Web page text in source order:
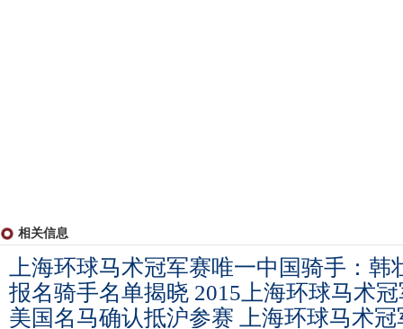
相关信息
上海环球马术冠军赛唯一中国骑手：韩
报名骑手名单揭晓 2015上海环球马术
美国名马确认抵沪参赛 上海环球马术